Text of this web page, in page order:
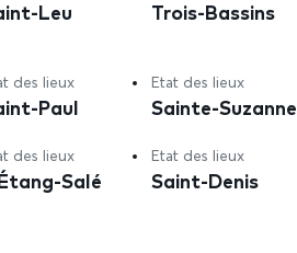
Leu Trois-Bassins
des lieux
Paul
Etat des lieux
Sainte-Suzanne
des lieux
Salé
Etat des lieux
Saint-Denis